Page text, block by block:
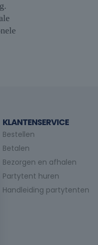
KLANTENSERVICE
Bestellen
Betalen
Bezorgen en afhalen
Partytent huren
Handleiding partytenten